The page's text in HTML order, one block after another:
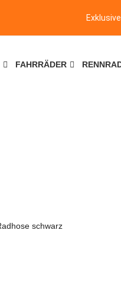
FAHRRÄDER